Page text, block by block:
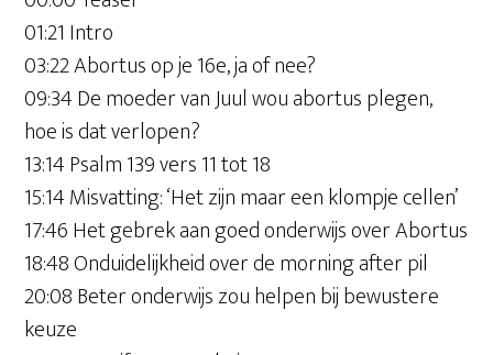
01:21 Intro
03:22 Abortus op je 16e, ja of nee?
09:34 De moeder van Juul wou abortus plegen,
hoe is dat verlopen?
13:14 Psalm 139 vers 11 tot 18
15:14 Misvatting: ‘Het zijn maar een klompje cellen’
17:46 Het gebrek aan goed onderwijs over Abortus
18:48 Onduidelijkheid over de morning after pil
20:08 Beter onderwijs zou helpen bij bewustere
keuze